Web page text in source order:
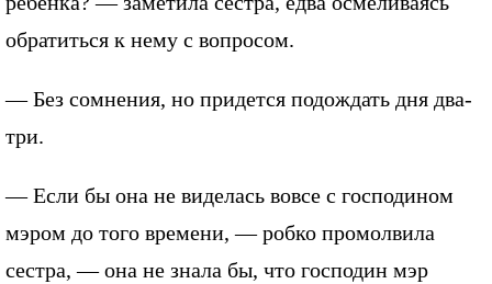
обратиться к нему с вопросом.
— Без сомнения, но придется подождать дня два-
три.
— Если бы она не виделась вовсе с господином
мэром до того времени, — робко промолвила
сестра, — она не знала бы, что господин мэр